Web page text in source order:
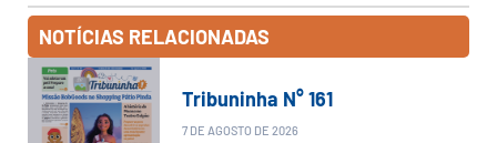
NOTÍCIAS RELACIONADAS
Tribuninha N° 161
7 DE AGOSTO DE 2026